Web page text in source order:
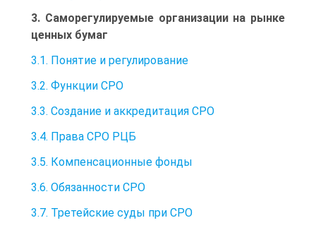
3. Саморегулируемые организации на рынке
ценных бумаг
3.1. Понятие и регулирование
3.2. Функции СРО
3.3. Создание и аккредитация СРО
3.4. Права СРО РЦБ
3.5. Компенсационные фонды
3.6. Обязанности СРО
3.7. Третейские суды при СРО